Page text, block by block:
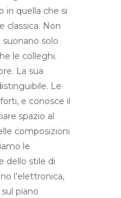
in quella che si
classica. Non
suonano solo
le colleghi.
La sua
Le
e conosce il
spazio al
composizioni
le
dello stile di
l’elettronica,
piano